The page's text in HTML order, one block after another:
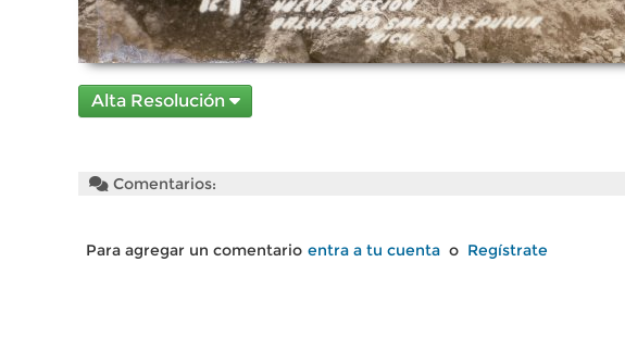
Alta Resolución
Comentarios:
Para agregar un comentario entra a tu cuenta o Regístrate